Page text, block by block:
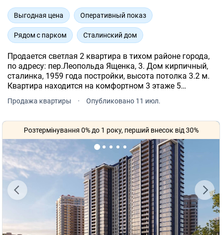
Выгодная цена Оперативный показ
Рядом с парком Сталинский дом
Продается светлая 2 квартира в тихом районе города,
по адресу: пер.Леопольда Ященка, 3. Дом кирпичный,
сталинка, 1959 года постройки, высота потолка 3.2 м.
Квартира находится на комфортном 3 этаже 5
этажного дома Общая площадь 40 м.кв. Кухня 6 м.кв.
Продажа квартиры · Опубликовано 11 июл.
Розтермінування 0% до 1 року, перший внесок від 30%